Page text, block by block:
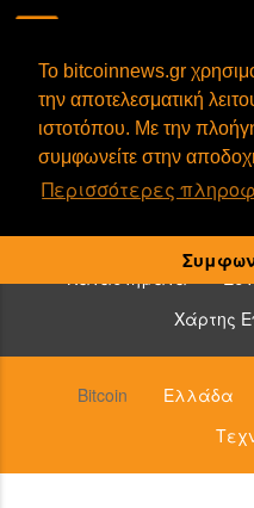
To bitcoinnews.gr
την αποτελεσματική
ιστοτόπου. Με την
συμφωνείτε στην
Περισσότερες
Επιχειρήσεις που
Καταστήματα
Χάρτης
Bitcoin Ελλάδα